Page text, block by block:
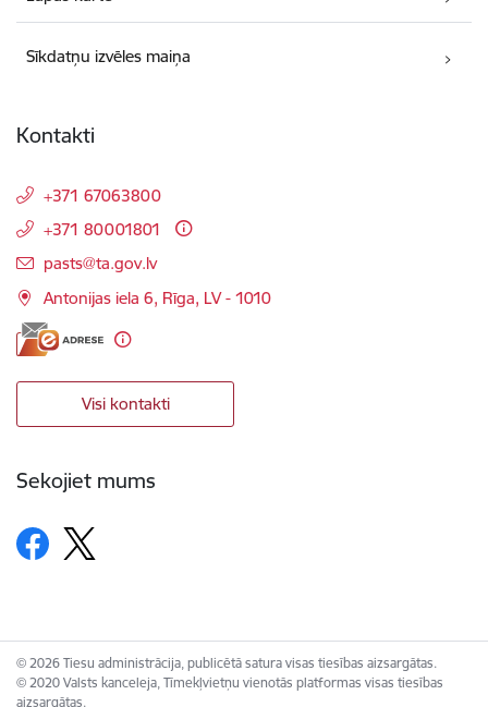
Sīkdatņu izvēles maiņa
Kontakti
+371 67063800
+371 80001801
E-pasts:
pasts@ta.gov.lv
Antonijas iela 6, Rīga, LV - 1010
Visi kontakti
Sekojiet mums
© 2026 Tiesu administrācija, publicētā satura visas tiesības aizsargātas.
© 2020 Valsts kanceleja, Tīmekļvietņu vienotās platformas visas tiesības
aizsargātas.